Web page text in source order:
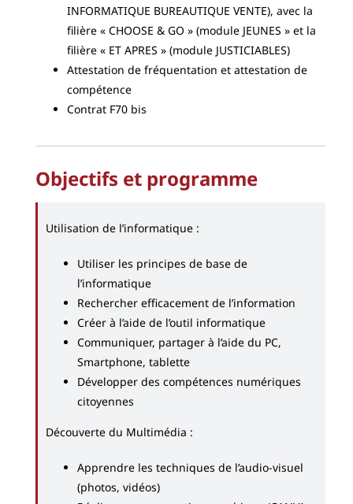
INFORMATIQUE BUREAUTIQUE VENTE), avec la
filière « CHOOSE & GO » (module JEUNES » et la
filière « ET APRES » (module JUSTICIABLES)
Attestation de fréquentation et attestation de
compétence
Contrat F70 bis
Objectifs et programme
Utilisation de l’informatique :
Utiliser les principes de base de
l’informatique
Rechercher efficacement de l’information
Créer à l’aide de l’outil informatique
Communiquer, partager à l’aide du PC,
Smartphone, tablette
Développer des compétences numériques
citoyennes
Découverte du Multimédia :
Apprendre les techniques de l’audio-visuel
(photos, vidéos)